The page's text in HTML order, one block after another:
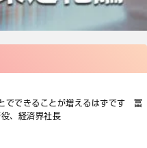
でできることが増えるはずです 冨
、経済界社長